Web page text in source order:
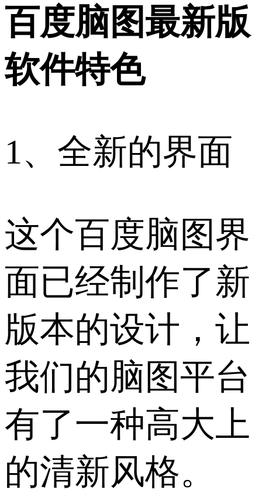
百度脑图最新版
软件特色
1、全新的界面
这个百度脑图界
面已经制作了新
版本的设计，让
我们的脑图平台
有了一种高大上
的清新风格。